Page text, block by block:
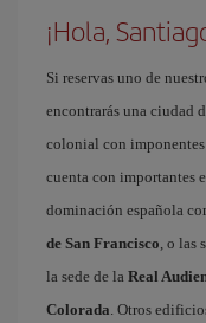
¡Hola,
Si reservas uno de
encontrarás una ciudad
colonial con
cuenta con importantes
dominación española
de San Francisco , o las
la sede de la Real
Colorada . Otros